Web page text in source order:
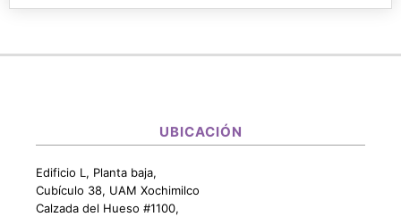
UBICACIÓN
Edificio L, Planta baja,
Cubículo 38, UAM Xochimilco
Calzada del Hueso #1100,